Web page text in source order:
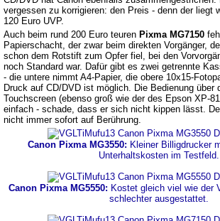
vergessen zu korrigieren: den Preis - denn der liegt
120 Euro UVP.
Auch beim rund 200 Euro teuren Pixma MG7150
Papierschacht, der zwar beim direkten Vorgänger,
schon dem Rotstift zum Opfer fiel, bei den
noch Standard war. Dafür gibt es zwei getrennte
- die untere nimmt A4-Papier, die obere 10x15-
Druck auf CD/DVD ist möglich. Die Bedienung über
Touchscreen (ebenso groß wie der des Epson XP-
einfach - schade, dass er sich nicht kippen lässt.
nicht immer sofort auf Berührung.
Canon Pixma MG3550: Kleiner Billigdrucker
Unterhaltskosten im Testfeld.
Canon Pixma MG5550: Kostet gleich viel wie der
schlechter ausgestattet.